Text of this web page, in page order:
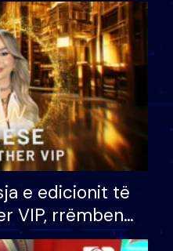
e edicionit të
VIP, rrëmben
100 mijë eurosh